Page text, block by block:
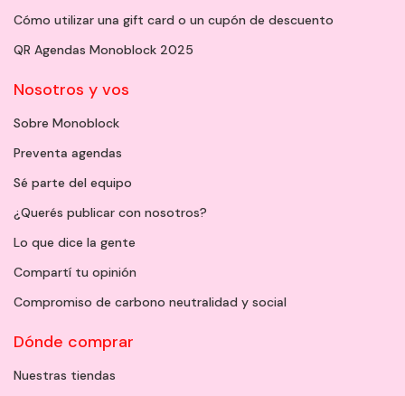
Cómo utilizar una gift card o un cupón de descuento
QR Agendas Monoblock 2025
Nosotros y vos
Sobre Monoblock
Preventa agendas
Sé parte del equipo
¿Querés publicar con nosotros?
Lo que dice la gente
Compartí tu opinión
Compromiso de carbono neutralidad y social
Dónde comprar
Nuestras tiendas